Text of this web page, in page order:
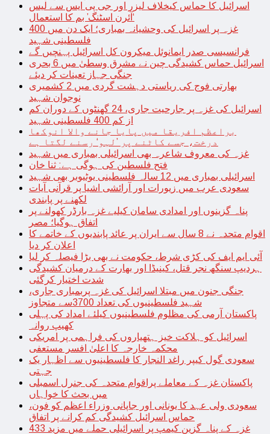
اسرائیل کا حماس کیخلاف لیزر اور جی پی ایس سے لیس
‘آئرن اسٹنگ’ بم کا استعمال
غزہ پر اسرائیل کی وحشیانہ بمباری؛ ایک دن میں 400
فلسطینی شہید
فرانسیسی صدر ایمانوئل میکرون کل اسرائیل پہنچیں گے
اسرائیل حماس کشیدگی چین نے مشرق وسطیٰ میں 6 بحری
جنگی جہاز تعینات کر دیئے
بھارتی فوج کی ریاستی دہشت گردی میں 2 کشمیری
نوجوان شہید
اسرائیل کی غزہ پر جارحیت جاری، 24 گھنٹوں کے دوران کم
از کم 400 فلسطینی شہید
براعظم افریقا میں پایا جانے والا انوکھا
درخت، جسے کاٹنے پر ’لہو‘ رسنے لگتا ہے
غزہ کی معروف شاعرہ بھی اسرائیلی بمباری میں شہید
فتح فلسطین کی ہوگی ہے: ثنا خان
اسرائیلی بمباری میں 12 سالہ فلسطینی یوٹیوبر بھی شہید
سعودی عرب میں زیورات اور آرائشی اشیا پر قرآنی آیات
لکھنے پر پابندی
پناہ گزینوں اور امدادی سامان کیلیے غزہ بارڈر کھولنے پر
اتفاق ہوگیا؛ مصر
اقوام متحدہ نے 8 سال سے ایران پر عائد پابندیوں کے خاتمے کا
اعلان کر دیا
آئی ایم ایف کی کڑی شرط، حکومت نے بھی بڑا فیصلہ کر لیا
ہردیپ سنگھ نجر قتل، کینیڈا اور بھارت کے درمیان کشیدگی
شدت اختیار کرگئی
جنگی جنون میں مبتلا اسرائیل کی غزہ پربمباری جاری،
شہید فلسطینیوں کی تعداد 3700سے متجاوز
پاکستان آرمی کی مظلوم فلسطینیوں کیلئے امداد کی پہلی
کھیپ روانہ
اسرائیل کو ہلاکت خیز ہتھیاروں کی فراہمی پر امریکی
محکمہ خارجہ کا اعلیٰ افسر مستعفی
سعودی گول کیپر راغد النجار کا فلسطینیوں سے اظہار یک
جہتی
پاکستان غزہ کے معاملے پراقوام متحدہ کی جنرل اسمبلی
میں بحث کا خواہاں
سعودی ولی عہد کا یونانی اور جاپانی وزراء اعظم کو فون،
حماس اسرائیل کشیدگی کم کرانے پر اتفاق
غزہ کے پناہ گزین کیمپ پر اسرائیلی حملے میں مزید 433